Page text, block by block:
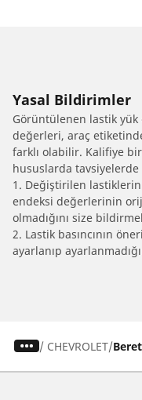
Yasal Bildirimler
Görüntülenen lastik yük
değerleri, araç
farklı olabilir. Kalifiye bir
hususlarda
1. Değiştirilen
endeksi değerlerinin
olmadığını size
2. Lastik basıncının
ayarlanıp
/ CHEVROLET